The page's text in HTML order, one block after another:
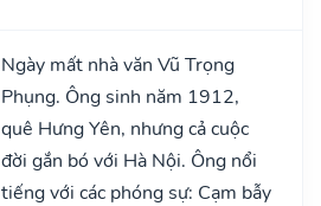
Ngày mất nhà văn Vũ Trọng
Phụng. Ông sinh năm 1912,
quê Hưng Yên, nhưng cả cuộc
đời gắn bó với Hà Nội. Ông nổi
tiếng với các phóng sự: Cạm bẫy